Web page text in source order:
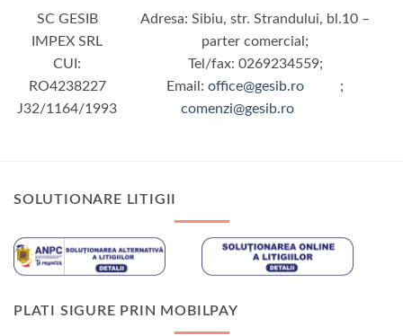
SC GESIB
IMPEX SRL
CUI:
RO4238227
J32/1164/1993
Adresa: Sibiu, str. Strandului, bl.10 –
parter comercial;
Tel/fax: 0269234559;
Email:office@gesib.ro
;
comenzi@gesib.ro
SOLUTIONARE LITIGII
PLATI SIGURE PRIN MOBILPAY